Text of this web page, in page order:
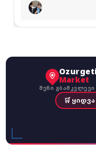
Market
შენი
🛒 ყიდვა